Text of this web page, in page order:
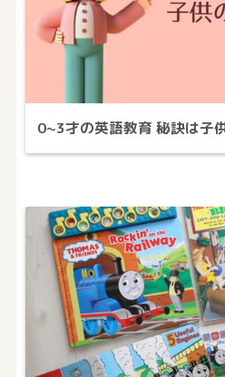
0~3才の英語教育 秘訣は子